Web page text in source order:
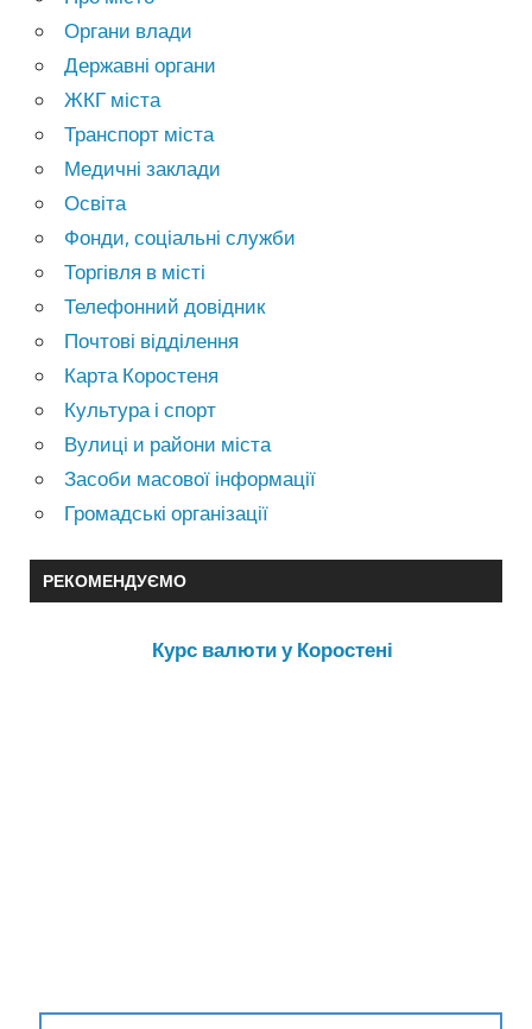
Органи влади
Державні органи
ЖКГ міста
Транспорт міста
Медичні заклади
Освіта
Фонди, соціальні служби
Торгівля в місті
Телефонний довідник
Почтові відділення
Карта Коростеня
Культура і спорт
Вулиці и райони міста
Засоби масової інформації
Громадські організації
РЕКОМЕНДУЄМО
Курс валюти у Коростені